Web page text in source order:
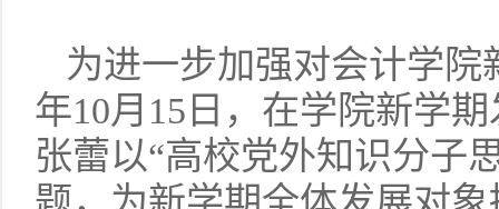
为进一步加强对会计学院
年10月15日，在学院新学
张蕾以“高校党外知识分子